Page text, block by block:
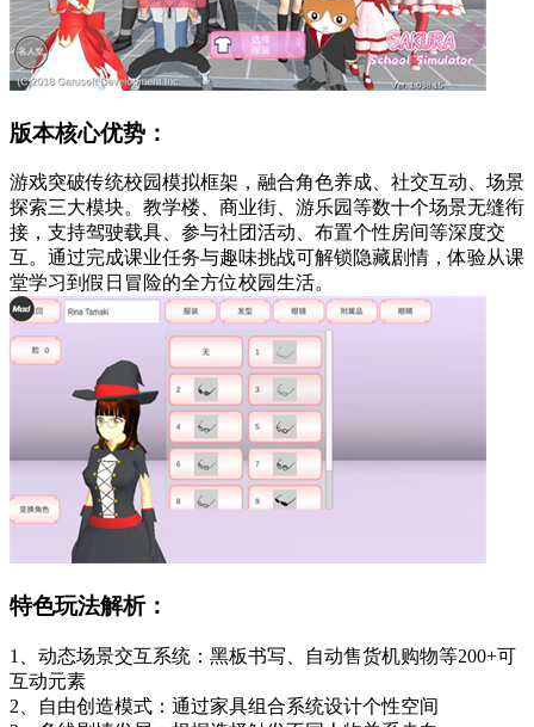
版本核心优势：
游戏突破传统校园模拟框架，融合角色养成、社交互动、场景
探索三大模块。教学楼、商业街、游乐园等数十个场景无缝衔
接，支持驾驶载具、参与社团活动、布置个性房间等深度交
互。通过完成课业任务与趣味挑战可解锁隐藏剧情，体验从课
堂学习到假日冒险的全方位校园生活。
特色玩法解析：
1、动态场景交互系统：黑板书写、自动售货机购物等200+可
互动元素
2、自由创造模式：通过家具组合系统设计个性空间